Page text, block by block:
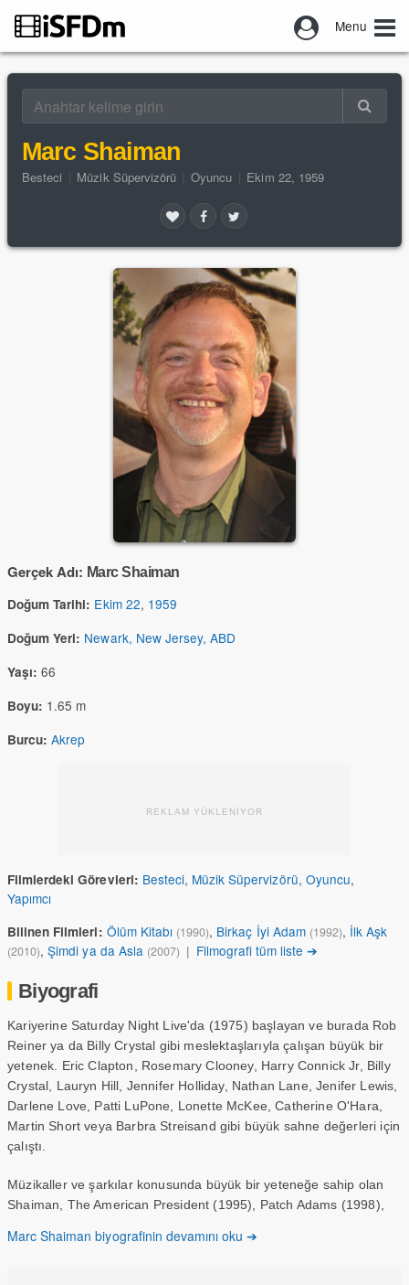
Menu
Marc Shaiman
Besteci Müzik Süpervizörü Oyuncu Ekim 22, 1959
Gerçek Adı: Marc Shaiman
Doğum Tarihi: Ekim 22, 1959
Doğum Yeri: Newark, New Jersey, ABD
Yaşı: 66
Boyu: 1.65 m
Burcu: Akrep
REKLAM YÜKLENİYOR
Filmlerdeki Görevleri: Besteci, Müzik Süpervizörü, Oyuncu,
Yapımcı
Bilinen Filmleri: Ölüm Kitabı (1990), Birkaç İyi Adam (1992), İlk Aşk
(2010),Şimdi ya da Asla (2007) | Filmografi tüm liste ➔
Biyografi
Kariyerine Saturday Night Live'da (1975) başlayan ve burada Rob
Reiner ya da Billy Crystal gibi meslektaşlarıyla çalışan büyük bir
yetenek. Eric Clapton, Rosemary Clooney, Harry Connick Jr, Billy
Crystal, Lauryn Hill, Jennifer Holliday, Nathan Lane, Jenifer Lewis,
Darlene Love, Patti LuPone, Lonette McKee, Catherine O'Hara,
Martin Short veya Barbra Streisand gibi büyük sahne değerleri için
çalıştı.
Müzikaller ve şarkılar konusunda büyük bir yeteneğe sahip olan
Shaiman, The American President (1995), Patch Adams (1998),
beğeni toplayan müzikleriyle film müziği endüstrisinde kendine
Marc Shaiman biyografinin devamını oku ➔